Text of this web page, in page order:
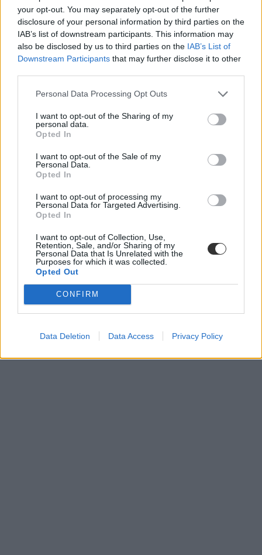
your opt-out. You may separately opt-out of the further
disclosure of your personal information by third parties on the
IAB’s list of downstream participants. This information may
also be disclosed by us to third parties on the IAB’s List of
Downstream Participants that may further disclose it to other
Personal Data Processing Opt Outs
I want to opt-out of the Sharing of my
personal data.
Opted In
I want to opt-out of the Sale of my
Personal Data.
Opted In
I want to opt-out of processing my
Personal Data for Targeted Advertising.
Opted In
I want to opt-out of Collection, Use,
Retention, Sale, and/or Sharing of my
Personal Data that Is Unrelated with the
Purposes for which it was collected.
Opted Out
CONFIRM
Data Deletion Data Access Privacy Policy
lakhatás